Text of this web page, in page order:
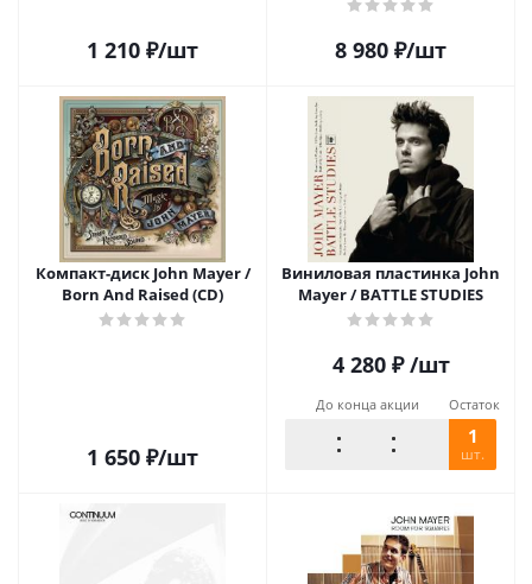
1 210 ₽/шт 8 980 ₽/шт
Компакт-диск John Mayer /
Born And Raised (CD)
1 650 ₽/шт
Виниловая пластинка John
Mayer / BATTLE STUDIES
4 280₽ /шт
До конца акции Остаток
1
шт.